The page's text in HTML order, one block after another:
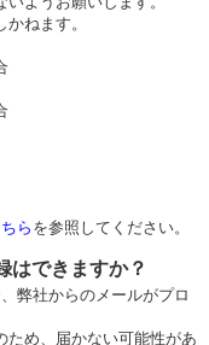
ねます。
ら を参照してください。
はできますか？
弊社からのメールがプロ
ため、届かない可能性があ